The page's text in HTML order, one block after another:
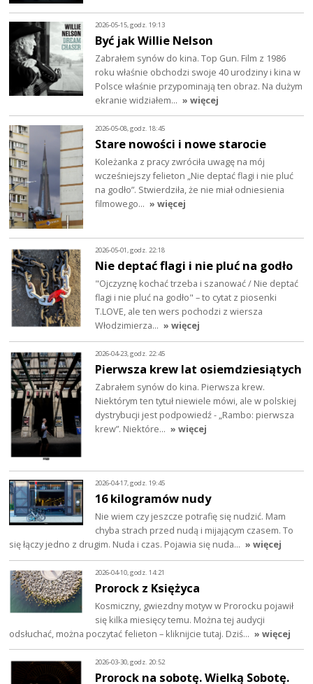
2026-05-15, godz. 19:13
Być jak Willie Nelson
Zabrałem synów do kina. Top Gun. Film z 1986
roku właśnie obchodzi swoje 40 urodziny i kina w
Polsce właśnie przypominają ten obraz. Na dużym
ekranie widziałem… » więcej
2026-05-08, godz. 18:45
Stare nowości i nowe starocie
Koleżanka z pracy zwróciła uwagę na mój
wcześniejszy felieton „Nie deptać flagi i nie pluć
na godło”. Stwierdziła, że nie miał odniesienia
filmowego… » więcej
2026-05-01, godz. 22:18
Nie deptać flagi i nie pluć na godło
"Ojczyznę kochać trzeba i szanować / Nie deptać
flagi i nie pluć na godło" – to cytat z piosenki
T.LOVE, ale ten wers pochodzi z wiersza
Włodzimierza… » więcej
2026-04-23, godz. 22:45
Pierwsza krew lat osiemdziesiątych
Zabrałem synów do kina. Pierwsza krew.
Niektórym ten tytuł niewiele mówi, ale w polskiej
dystrybucji jest podpowiedź - „Rambo: pierwsza
krew”. Niektóre… » więcej
2026-04-17, godz. 19:45
16 kilogramów nudy
Nie wiem czy jeszcze potrafię się nudzić. Mam
chyba strach przed nudą i mijającym czasem. To
się łączy jedno z drugim. Nuda i czas. Pojawia się nuda… » więcej
2026-04-10, godz. 14:21
Prorock z Księżyca
Kosmiczny, gwiezdny motyw w Prorocku pojawił
się kilka miesięcy temu. Można tej audycji
odsłuchać, można poczytać felieton – kliknijcie tutaj. Dziś… » więcej
2026-03-30, godz. 20:52
Prorock na sobotę. Wielką Sobotę.